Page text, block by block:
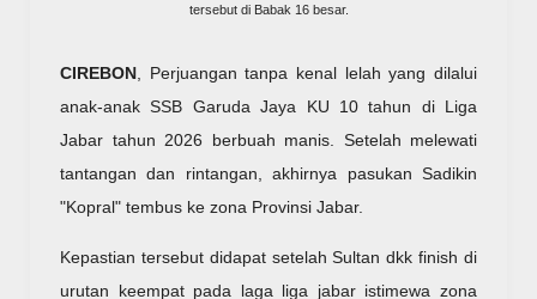
tersebut di Babak 16 besar.
CIREBON , Perjuangan tanpa kenal lelah yang dilalui
anak-anak SSB Garuda Jaya KU 10 tahun di Liga
Jabar tahun 2026 berbuah manis. Setelah melewati
tantangan dan rintangan, akhirnya pasukan Sadikin
"Kopral" tembus ke zona Provinsi Jabar.
Kepastian tersebut didapat setelah Sultan dkk finish di
urutan keempat pada laga liga jabar istimewa zona